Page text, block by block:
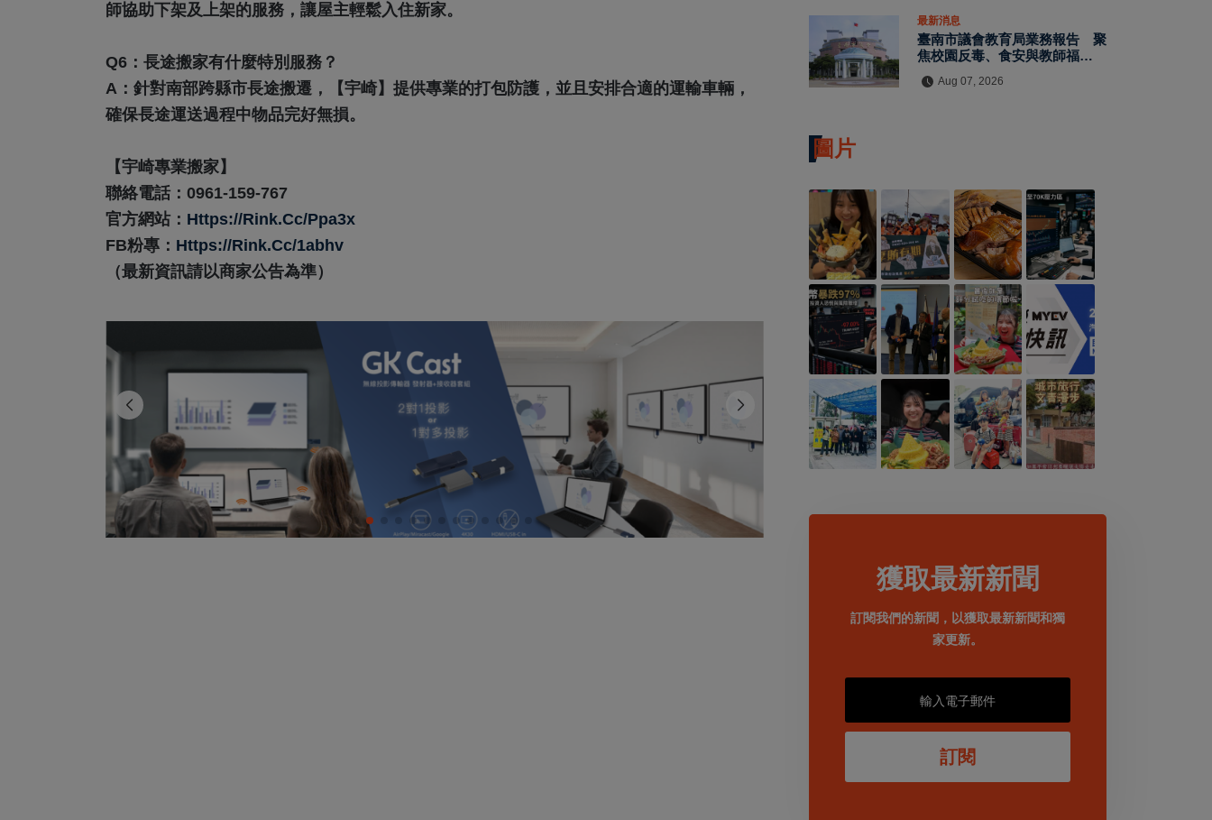
師協助下架及上架的服務，讓屋主輕鬆入住新家。
Q6：長途搬家有什麼特別服務？
A： 針對南部跨縣市長途搬遷，【宇崎】提供專業的打包防護，並且安排合適的運輸車輛，
確保長途運送過程中物品完好無損。
【宇崎專業搬家】
聯絡電話：0961-159-767
官方網站： Https://rink.cc/ppa3x
FB粉專： Https://rink.cc/1abhv
（最新資訊請以商家公告為準）
最新消息
臺南市議會教育局業務報告 聚
焦校園反毒、食安與教師福利
Aug 07, 2026
圖片
獲取最新新聞
訂閱我們的新聞，以獲取最新新聞和獨
家更新。
訂閱